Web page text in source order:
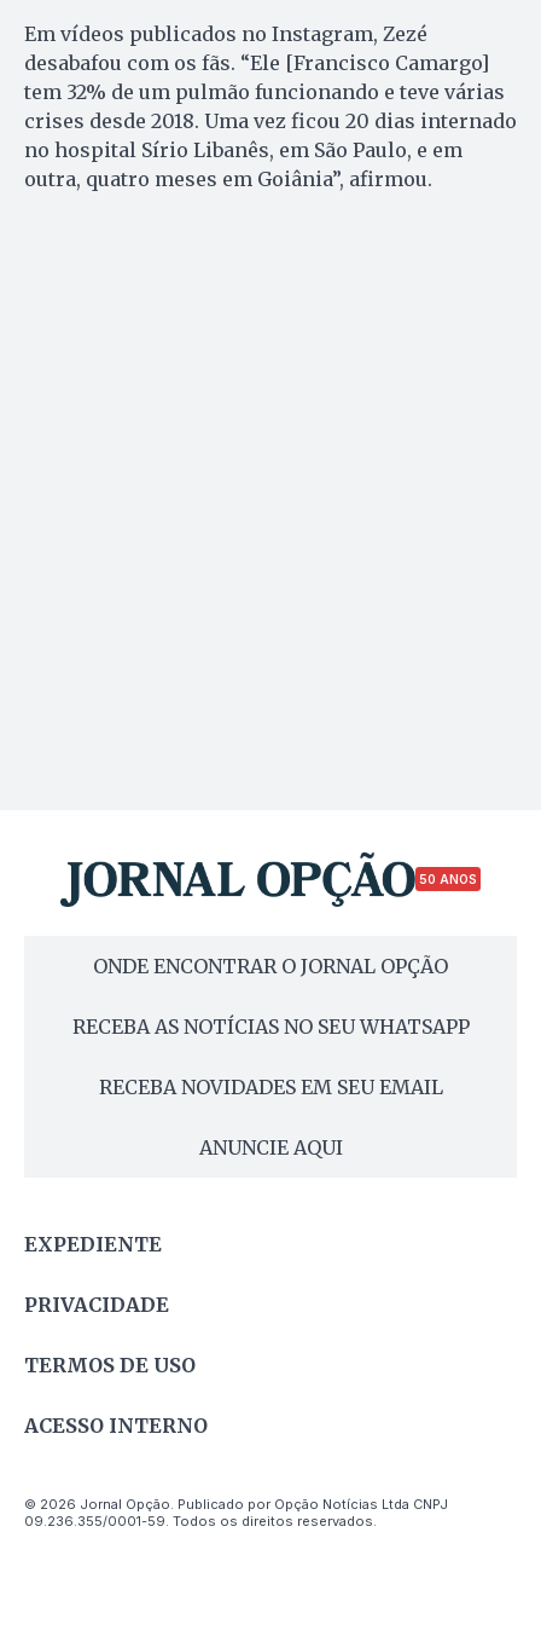
Em vídeos publicados no Instagram, Zezé
desabafou com os fãs. “Ele [Francisco Camargo]
tem 32% de um pulmão funcionando e teve várias
crises desde 2018. Uma vez ficou 20 dias internado
no hospital Sírio Libanês, em São Paulo, e em
outra, quatro meses em Goiânia”, afirmou.
50 ANOS
ONDE ENCONTRAR O JORNAL OPÇÃO
RECEBA AS NOTÍCIAS NO SEU WHATSAPP
RECEBA NOVIDADES EM SEU EMAIL
ANUNCIE AQUI
EXPEDIENTE
PRIVACIDADE
TERMOS DE USO
ACESSO INTERNO
© 2026 Jornal Opção. Publicado por Opção Notícias Ltda CNPJ
09.236.355/0001-59. Todos os direitos reservados.